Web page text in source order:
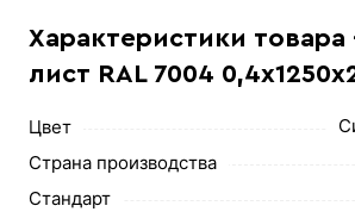
Характеристики товара
лист RAL 7004
Цвет
Страна производства
Стандарт